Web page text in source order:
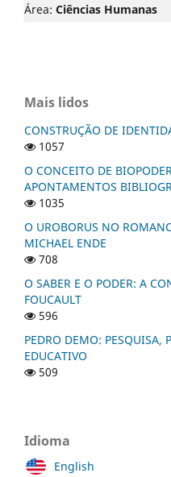
Área: Ciências Humanas
Mais lidos
CONSTRUÇÃO DE
1057
O CONCEITO DE
APONTAMENTOS
1035
O UROBORUS NO
MICHAEL ENDE
708
O SABER E O PODER: A
FOUCAULT
596
PEDRO DEMO: PESQUISA,
EDUCATIVO
509
Idioma
English